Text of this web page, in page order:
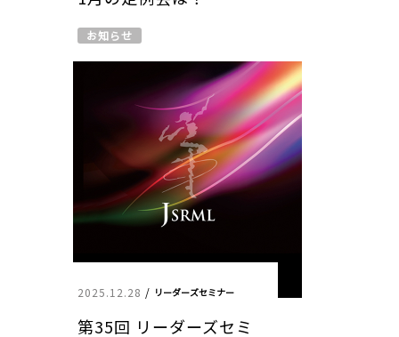
お知らせ
2025.12.28 / リーダーズセミナー
第35回 リーダーズセミ